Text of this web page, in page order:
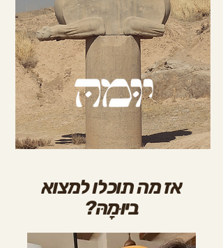
אז מה תוכלו למצוא
ביוּמָהּ?